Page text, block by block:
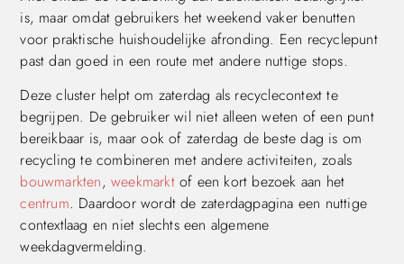
is, maar omdat gebruikers het weekend vaker benutten
voor praktische huishoudelijke afronding. Een recyclepunt
past dan goed in een route met andere nuttige stops.
Deze cluster helpt om zaterdag als recyclecontext te
begrijpen. De gebruiker wil niet alleen weten of een punt
bereikbaar is, maar ook of zaterdag de beste dag is om
recycling te combineren met andere activiteiten, zoals
bouwmarkten, weekmarktof een kort bezoek aan het
centrum. Daardoor wordt de zaterdagpagina een nuttige
contextlaag en niet slechts een algemene
weekdagvermelding.